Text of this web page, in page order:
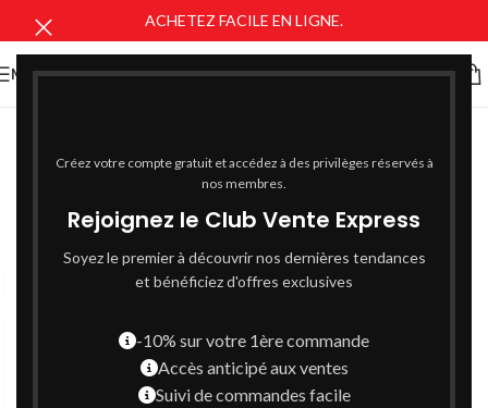
Créez votre compte gratuit et accédez à des privilèges réservés à
nos membres.
Rejoignez le Club Vente Express
Soyez le premier à découvrir nos dernières tendances
et bénéficiez d'offres exclusives
-10% sur votre 1ère commande
Accès anticipé aux ventes
Suivi de commandes facile
ACHETEZ FACILE EN LIGNE.
MENU